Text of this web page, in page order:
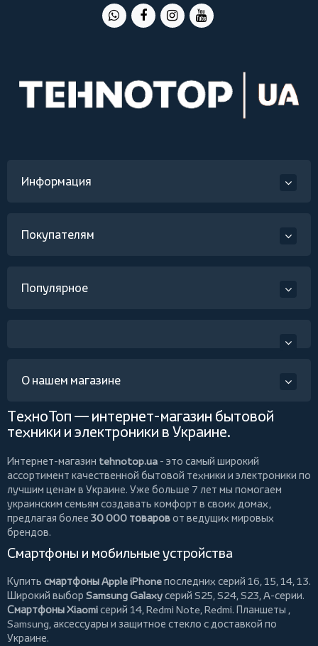
Информация
Покупателям
Популярное
О нашем магазине
ТехноТоп — интернет-магазин бытовой
техники и электроники в Украине.
Интернет-магазин tehnotop.ua - это самый широкий
ассортимент качественной бытовой техники и электроники по
лучшим ценам в Украине. Уже больше 7 лет мы помогаем
украинским семьям создавать комфорт в своих домах,
предлагая более 30 000 товаровот ведущих мировых
брендов.
Смартфоны и мобильные устройства
Купить смартфоны Apple iPhoneпоследних серий 16, 15, 14, 13.
Широкий выбор Samsung Galaxyсерий S25, S24, S23, A-серии.
Смартфоны Xiaomiсерий 14, Redmi Note, Redmi. Планшеты ,
Samsung, аксессуары и защитное стекло с доставкой по
Украине.